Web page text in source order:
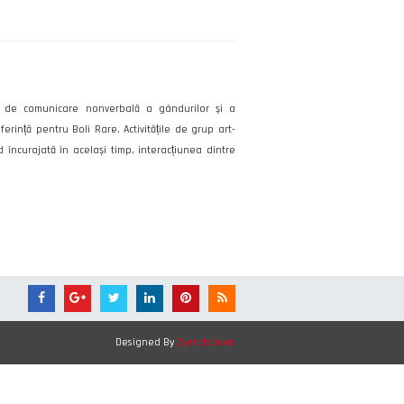
comunicare nonverbală a gândurilor şi a
pentru Boli Rare. Activitățile de grup art-
în același timp, interacțiunea dintre
Designed By Zymphonies